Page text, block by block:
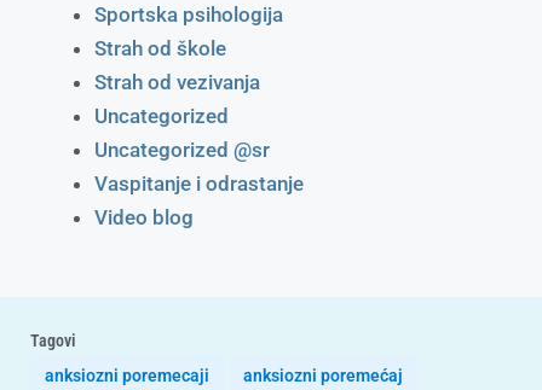
Sportska psihologija
Strah od škole
Strah od vezivanja
Uncategorized
Uncategorized @sr
Vaspitanje i odrastanje
Video blog
Tagovi
anksiozni poremecaji
anksiozni poremećaj